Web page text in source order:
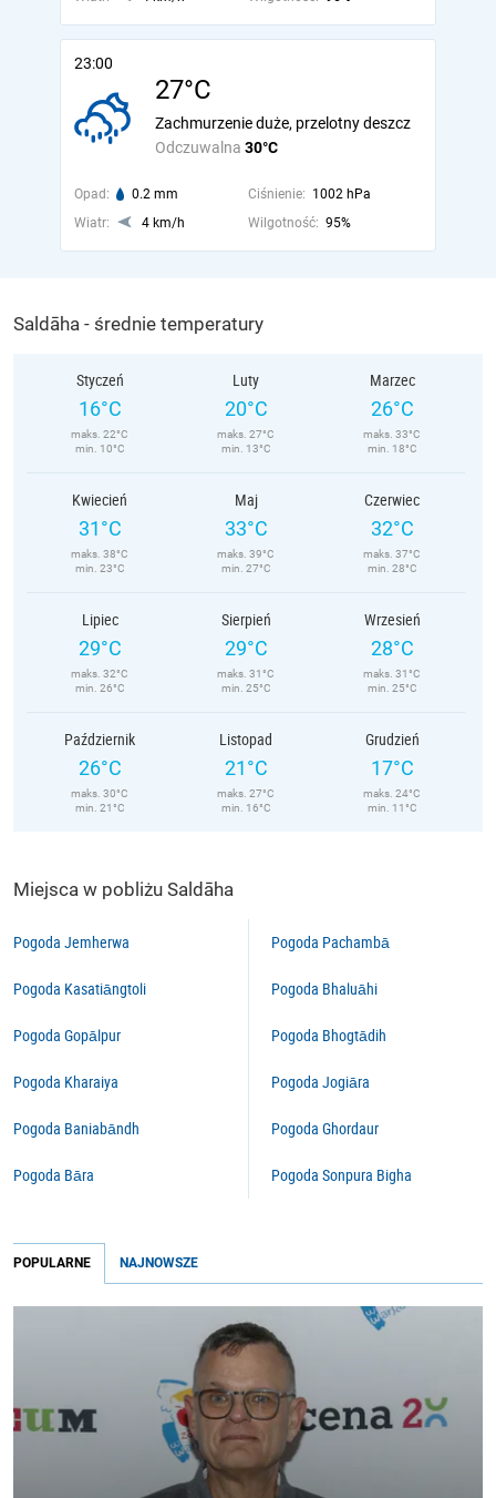
23:00
27°C
Odczuwalna 30°C
Zachmurzenie duże, przelotny deszcz
Opad: 0.2 mm Ciśnienie: 1002 hPa
Wiatr:
4 km/h Wilgotność: 95%
Saldāha - średnie temperatury
Styczeń
16°C
maks. 22°C
min. 10°C
Luty
20°C
maks. 27°C
min. 13°C
Marzec
26°C
maks. 33°C
min. 18°C
Kwiecień
31°C
maks. 38°C
min. 23°C
Maj
33°C
maks. 39°C
min. 27°C
Czerwiec
32°C
maks. 37°C
min. 28°C
Lipiec
29°C
maks. 32°C
min. 26°C
Sierpień
29°C
maks. 31°C
min. 25°C
Wrzesień
28°C
maks. 31°C
min. 25°C
Październik
26°C
maks. 30°C
min. 21°C
Listopad
21°C
maks. 27°C
min. 16°C
Grudzień
17°C
maks. 24°C
min. 11°C
Miejsca w pobliżu Saldāha
Pogoda Jemherwa
Pogoda Kasatiāngtoli
Pogoda Gopālpur
Pogoda Kharaiya
Pogoda Baniabāndh
Pogoda Bāra
Pogoda Pachambā
Pogoda Bhaluāhi
Pogoda Bhogtādih
Pogoda Jogiāra
Pogoda Ghordaur
Pogoda Sonpura Bigha
POPULARNE NAJNOWSZE